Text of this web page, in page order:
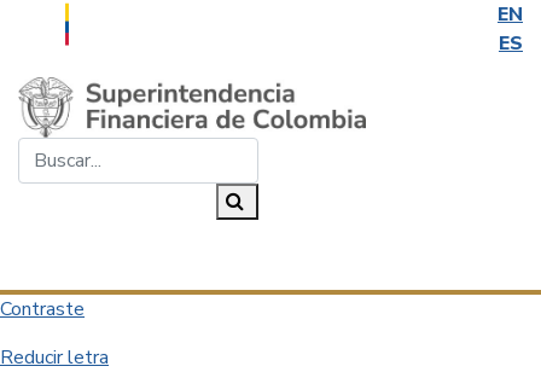
EN
ES
Saltar al contenido principal
Contraste
Reducir letra